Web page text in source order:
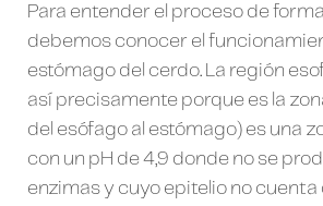
Para entender el proceso de
debemos conocer el
estómago del cerdo. La región
así precisamente porque es la
del esófago al estómago) es una
con un pH de 4,9 donde no se
enzimas y cuyo epitelio no